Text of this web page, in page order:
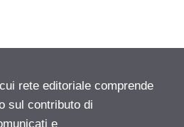
rete editoriale comprende
sul contributo di
e